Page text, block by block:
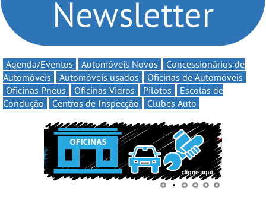
Agenda/Eventos Automóveis Novos
Concessionários de
Automóveis
Automóveis usados
Oficinas de Automóveis
Oficinas Pneus
Oficinas Vidros Pilotos
Escolas de
Condução
Centros de Inspecção Clubes Auto